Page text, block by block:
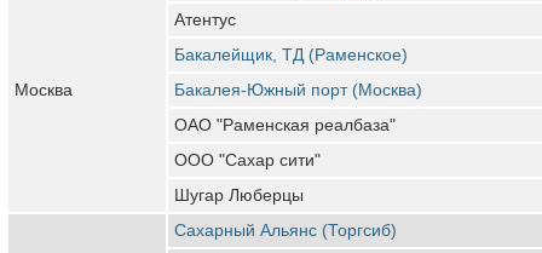
Москва
Атентус
Бакалейщик, ТД (Раменское)
Бакалея-Южный порт (Москва)
ОАО "Раменская реалбаза"
ООО "Сахар сити"
Шугар Люберцы
Сахарный Альянс (Торгсиб)